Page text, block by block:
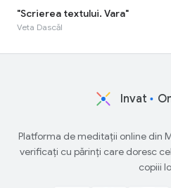
"Scrierea textului. Vara"
Veta Dascăl
Invat
Platforma de meditații online din
verificați cu părinți care doresc
copiii